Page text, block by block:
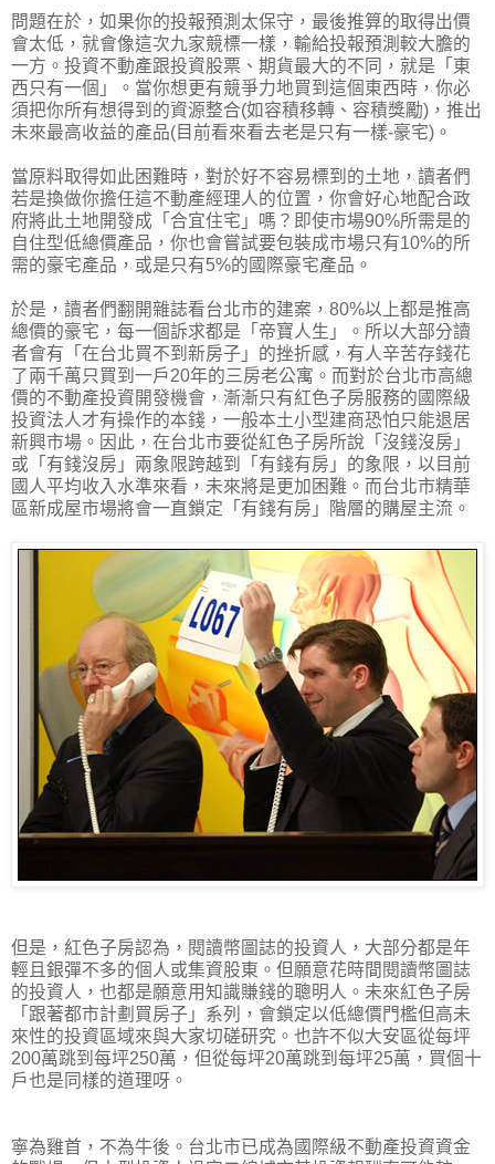
問題在於，如果你的投報預測太保守，最後推算的取得出價
會太低，就會像這次九家競標一樣，輸給投報預測較大膽的
一方。投資不動產跟投資股票、期貨最大的不同，就是「東
西只有一個」。當你想更有競爭力地買到這個東西時，你必
須把你所有想得到的資源整合(如容積移轉、容積獎勵)，推出
未來最高收益的產品(目前看來看去老是只有一樣-豪宅)。
當原料取得如此困難時，對於好不容易標到的土地，讀者們
若是換做你擔任這不動產經理人的位置，你會好心地配合政
府將此土地開發成「合宜住宅」嗎？即使市場90%所需是的
自住型低總價產品，你也會嘗試要包裝成市場只有10%的所
需的豪宅產品，或是只有5%的國際豪宅產品。
於是，讀者們翻開雜誌看台北市的建案，80%以上都是推高
總價的豪宅，每一個訴求都是「帝寶人生」。所以大部分讀
者會有「在台北買不到新房子」的挫折感，有人辛苦存錢花
了兩千萬只買到一戶20年的三房老公寓。而對於台北市高總
價的不動產投資開發機會，漸漸只有紅色子房服務的國際級
投資法人才有操作的本錢，一般本土小型建商恐怕只能退居
新興市場。因此，在台北市要從紅色子房所說「沒錢沒房」
或「有錢沒房」兩象限跨越到「有錢有房」的象限，以目前
國人平均收入水準來看，未來將是更加困難。而台北市精華
區新成屋市場將會一直鎖定「有錢有房」階層的購屋主流。
但是，紅色子房認為，閱讀幣圖誌的投資人，大部分都是年
輕且銀彈不多的個人或集資股東。但願意花時間閱讀幣圖誌
的投資人，也都是願意用知識賺錢的聰明人。未來紅色子房
「跟著都市計劃買房子」系列，會鎖定以低總價門檻但高未
來性的投資區域來與大家切磋研究。也許不似大安區從每坪
200萬跳到每坪250萬，但從每坪20萬跳到每坪25萬，買個十
戶也是同樣的道理呀。
寧為雞首，不為牛後。台北市已成為國際級不動產投資資金